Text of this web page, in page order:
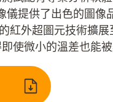
提供了出色的圖像
紅外超圖元技術擴展
使微小的溫差也能被